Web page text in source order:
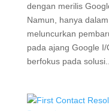
dengan merilis
Namun, hanya
meluncurkan
pada ajang Google
berfokus pada solusi...